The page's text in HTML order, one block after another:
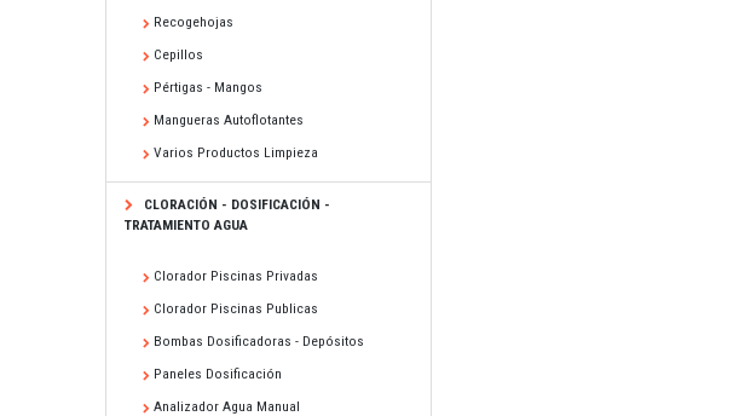
Recogehojas
Cepillos
Pértigas - Mangos
Mangueras Autoflotantes
Varios Productos Limpieza
CLORACIÓN - DOSIFICACIÓN -
TRATAMIENTO AGUA
Clorador Piscinas Privadas
Clorador Piscinas Publicas
Bombas Dosificadoras - Depósitos
Paneles Dosificación
Analizador Agua Manual